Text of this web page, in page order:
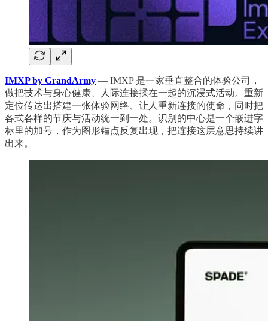
IMXP by GrandArmy — IMXP 是一家垂直整合的体验公司，
做把技术与身心健康、人际连接揉在一起的沉浸式活动。重新
定位传达出搭建一张体验网络、让人重新连接的使命，同时把
各式各样的节庆与活动统一到一处。识别的中心是一个嵌进字
标里的加号，作为图形锚点反复出现，把连接这层意思持续讲
出来。